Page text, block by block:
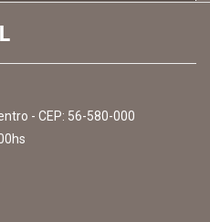
- CEP: 56-580-000